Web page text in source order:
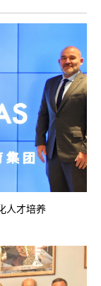
人才培养